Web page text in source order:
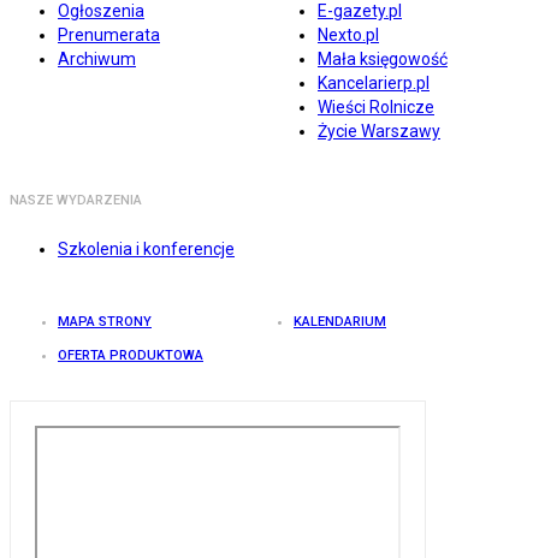
Ogłoszenia
Prenumerata
Archiwum
E-gazety.pl
Nexto.pl
Mała księgowość
Kancelarierp.pl
Wieści Rolnicze
Życie Warszawy
NASZE WYDARZENIA
Szkolenia i konferencje
MAPA STRONY KALENDARIUM
OFERTA PRODUKTOWA